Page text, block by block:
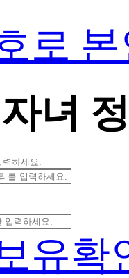
로
녀
유확